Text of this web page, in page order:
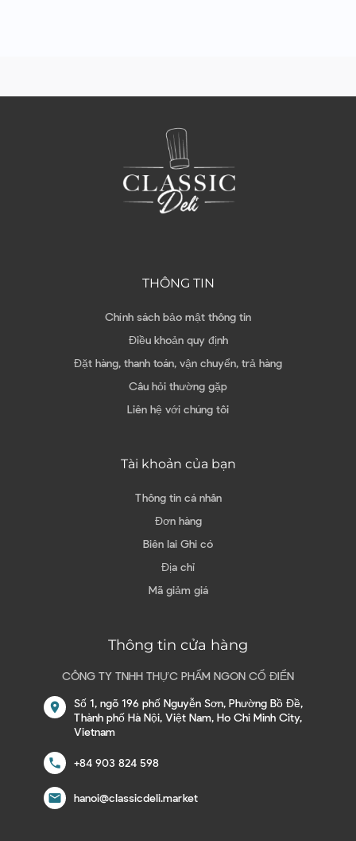
THÔNG TIN
Chính sách bảo mật thông tin
Điều khoản quy định
Đặt hàng, thanh toán, vận chuyển, trả hàng
Câu hỏi thường gặp
Liên hệ với chúng tôi
Tài khoản của bạn
Thông tin cá nhân
Đơn hàng
Biên lai Ghi có
Địa chỉ
Mã giảm giá
Thông tin cửa hàng
CÔNG TY TNHH THỰC PHẨM NGON CỔ ĐIỂN
location_on
Số 1, ngõ 196 phố Nguyễn Sơn, Phường Bồ Đề,
Thành phố Hà Nội, Việt Nam, Ho Chi Minh City,
Vietnam
call +84 903 824 598
email hanoi@classicdeli.market